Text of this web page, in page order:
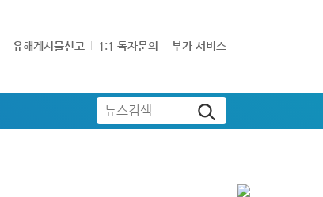
유해게시물신고 1:1 독자문의 부가 서비스
뉴스검색